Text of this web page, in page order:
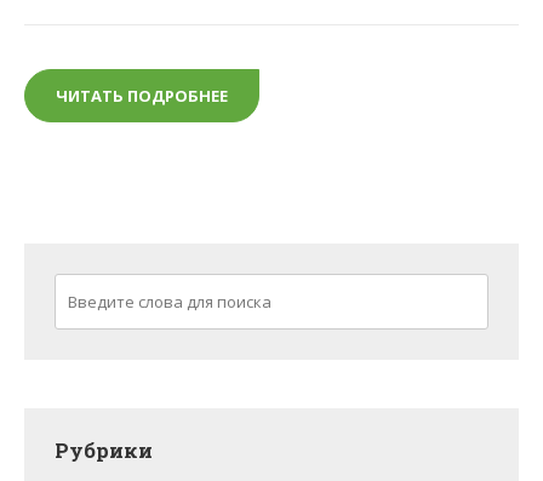
ЧИТАТЬ ПОДРОБНЕЕ ПОЛЕЗНАЯ ДОКУМЕНТАЦИЯ ПО
Рубрики